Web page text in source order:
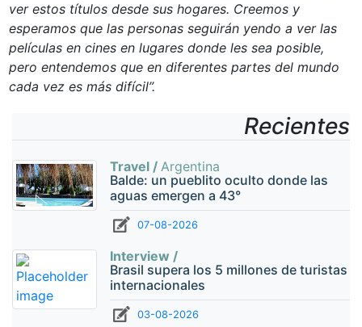
ver estos títulos desde sus hogares. Creemos y
esperamos que las personas seguirán yendo a ver las
películas en cines en lugares donde les sea posible,
pero entendemos que en diferentes partes del mundo
cada vez es más difícil”.
Recientes
Travel / Argentina
Balde: un pueblito oculto donde las
aguas emergen a 43°
07-08-2026
Interview /
Brasil supera los 5 millones de turistas
internacionales
03-08-2026